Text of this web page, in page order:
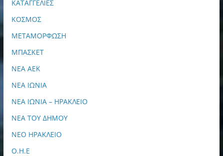
ΚΑΤΑΓΓΕΛΙΕΣ
ΚΟΣΜΟΣ
ΜΕΤΑΜΟΡΦΩΣΗ
ΜΠΑΣΚΕΤ
ΝΕΑ ΑΕΚ
ΝΕΑ ΙΩΝΙΑ
ΝΕΑ ΙΩΝΙΑ – ΗΡΑΚΛΕΙΟ
ΝΕΑ ΤΟΥ ΔΗΜΟΥ
ΝΕΟ ΗΡΑΚΛΕΙΟ
Ο.Η.Ε